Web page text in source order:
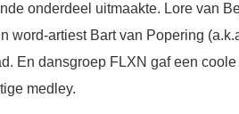
onderdeel uitmaakte. Lore van
word-artiest Bart van Popering
En dansgroep FLXN gaf een
medley.